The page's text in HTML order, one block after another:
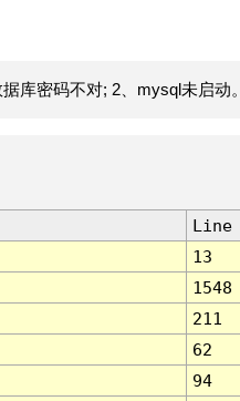
库密码不对; 2、mysql未启动。
Line
13
1548
211
62
94